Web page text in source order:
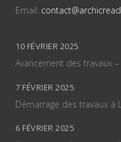
Email:
10 FÉVRIER 2025
Avancement des travaux
7 FÉVRIER 2025
Démarrage des travaux à
6 FÉVRIER 2025